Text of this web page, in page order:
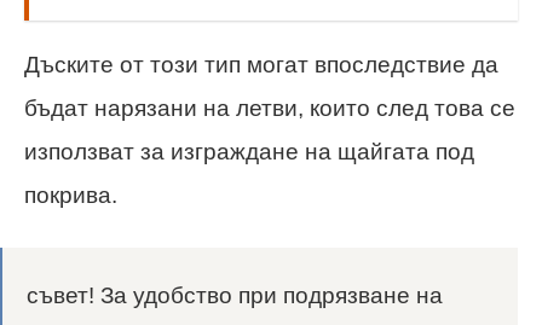
Дъските от този тип могат впоследствие да
бъдат нарязани на летви, които след това се
използват за изграждане на щайгата под
покрива.
съвет! За удобство при подрязване на